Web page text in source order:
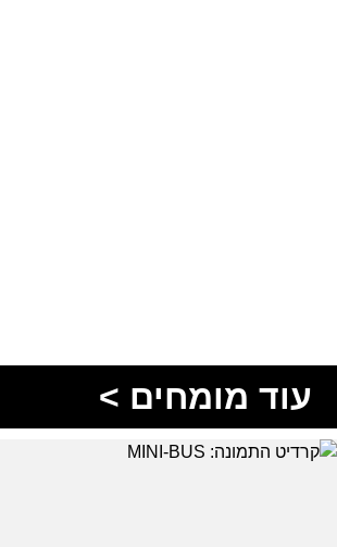
עוד מומחים >